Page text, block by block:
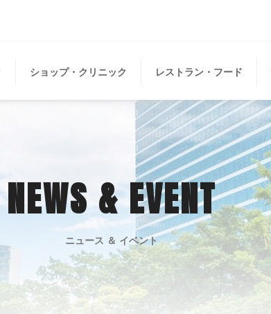
ショップ・クリニック レストラン・フード
NEWS & EVENT
ニュース ＆ イベント